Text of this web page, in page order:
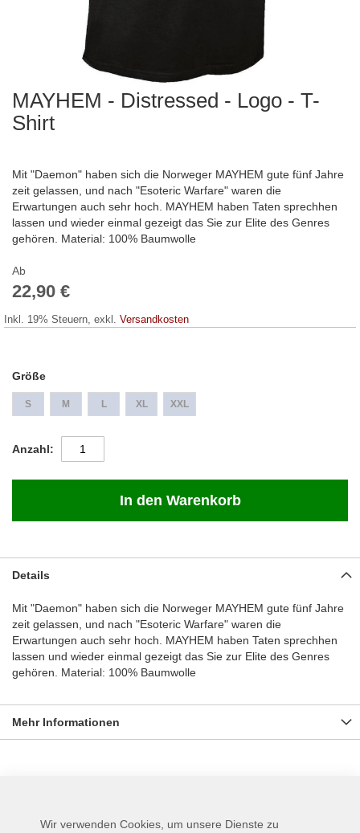
MAYHEM - Distressed - Logo - T-
Shirt
Mit "Daemon" haben sich die Norweger MAYHEM gute fünf Jahre
zeit gelassen, und nach "Esoteric Warfare" waren die
Erwartungen auch sehr hoch. MAYHEM haben Taten sprechhen
lassen und wieder einmal gezeigt das Sie zur Elite des Genres
gehören. Material: 100% Baumwolle
Ab
22,90 €
Inkl. 19% Steuern, exkl. Versandkosten
Größe
S M L XL XXL
Anzahl
In den Warenkorb
Zum
Anfang
der
Details
Mit "Daemon" haben sich die Norweger MAYHEM gute fünf Jahre
zeit gelassen, und nach "Esoteric Warfare" waren die
Erwartungen auch sehr hoch. MAYHEM haben Taten sprechhen
lassen und wieder einmal gezeigt das Sie zur Elite des Genres
gehören. Material: 100% Baumwolle
Mehr Informationen
Wir verwenden Cookies, um unsere Dienste zu